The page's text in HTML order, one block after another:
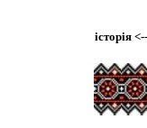
історія <--